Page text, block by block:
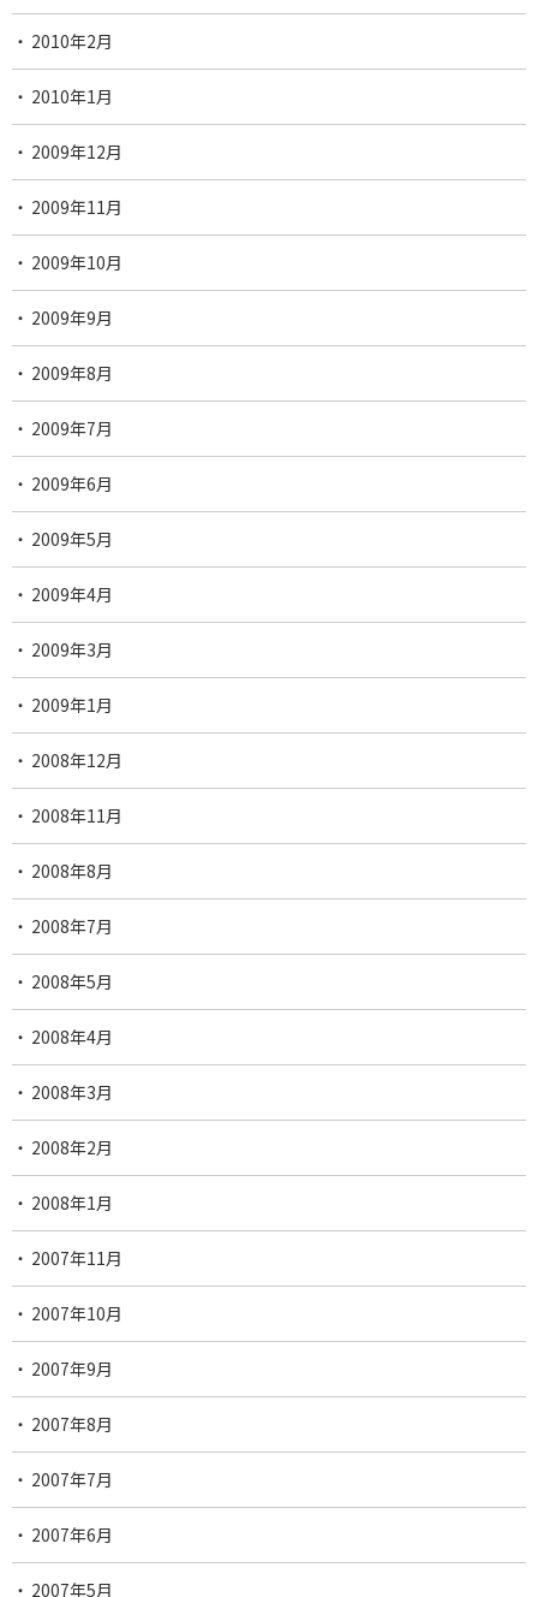
2010年2月
2010年1月
2009年12月
2009年11月
2009年10月
2009年9月
2009年8月
2009年7月
2009年6月
2009年5月
2009年4月
2009年3月
2009年1月
2008年12月
2008年11月
2008年8月
2008年7月
2008年5月
2008年4月
2008年3月
2008年2月
2008年1月
2007年11月
2007年10月
2007年9月
2007年8月
2007年7月
2007年6月
2007年5月